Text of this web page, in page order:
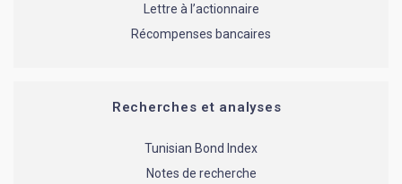
Lettre à l’actionnaire
Récompenses bancaires
Recherches et analyses
Tunisian Bond Index
Notes de recherche